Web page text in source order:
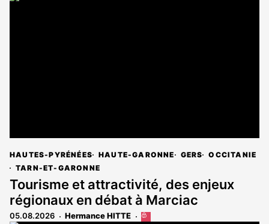
HAUTES-PYRÉNÉES HAUTE-GARONNE GERS
OCCITANIE
TARN-ET-GARONNE
Tourisme et attractivité, des enjeux
régionaux en débat à Marciac
05.08.2026 Hermance HITTE
Cet